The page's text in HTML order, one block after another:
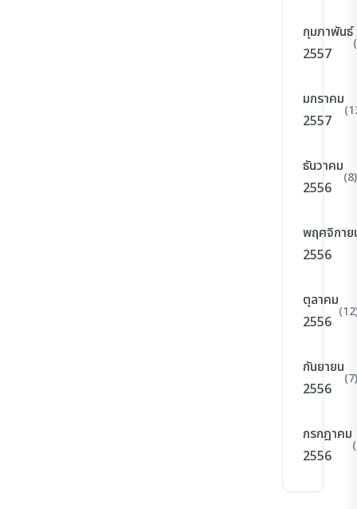
กุมภาพันธ์
2557
มกราคม
2557
ธันวาคม
2556
(8)
พฤศจิกาย
2556
ตุลาคม
2556
กันยายน
2556
(7)
กรกฎาคม
2556